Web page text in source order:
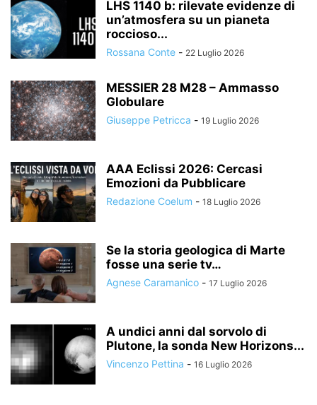
LHS 1140 b: rilevate evidenze di
un’atmosfera su un pianeta
roccioso...
Rossana Conte - 22 Luglio 2026
MESSIER 28 M28 – Ammasso
Globulare
Giuseppe Petricca - 19 Luglio 2026
AAA Eclissi 2026: Cercasi
Emozioni da Pubblicare
Redazione Coelum - 18 Luglio 2026
Se la storia geologica di Marte
fosse una serie tv…
Agnese Caramanico - 17 Luglio 2026
A undici anni dal sorvolo di
Plutone, la sonda New Horizons...
Vincenzo Pettina - 16 Luglio 2026